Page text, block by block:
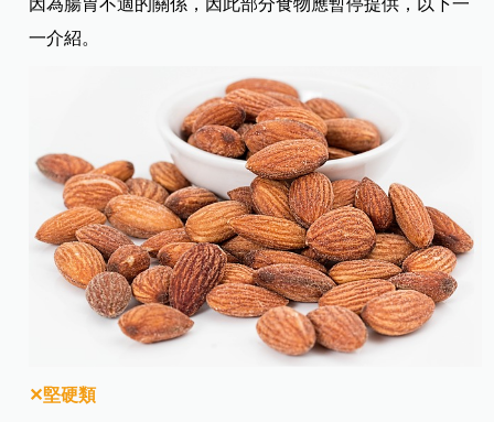
一介紹。
✕堅硬類